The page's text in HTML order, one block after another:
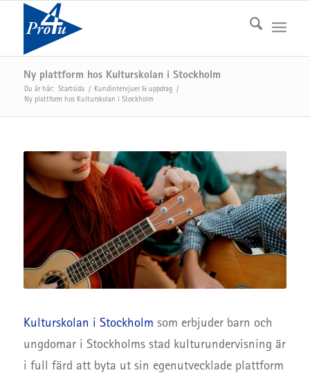
Ny plattform hos Kulturskolan i Stockholm
Du är här: Startsida / Kundintervjuer & uppdrag /
Ny plattform hos Kulturskolan i Stockholm
Kulturskolan i Stockholm som erbjuder barn och
ungdomar i Stockholms stad kulturundervisning är
i full färd att byta ut sin egenutvecklade plattform